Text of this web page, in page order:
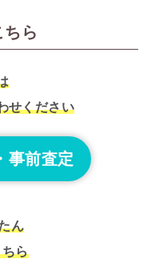
ちら
せください
事前査定
ん
ら